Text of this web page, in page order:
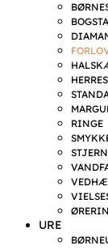
RINGE
URE